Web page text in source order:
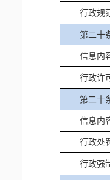
行政规
第二十
信息内
行政许
第二十
信息内
行政处
行政强